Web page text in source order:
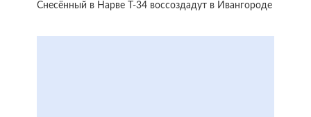
Снесённый в Нарве Т-34 воссоздадут в Ивангороде